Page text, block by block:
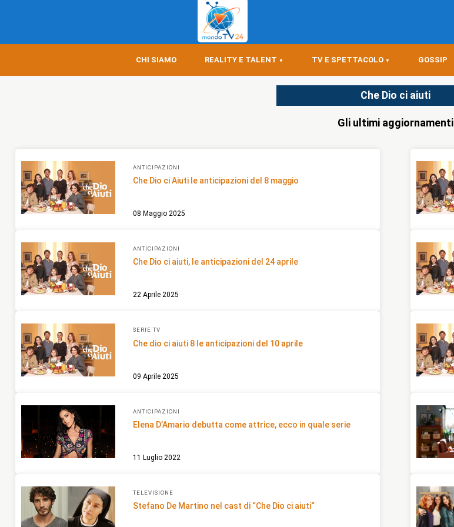
CHI SIAMO REALITY E TALENT TV E SPETTACOLO GOSSIP
Che Dio ci aiuti
Gli ultimi aggiornamenti
ANTICIPAZIONI
Che Dio ci Aiuti le anticipazioni del 8 maggio
08 Maggio 2025
ANTICIPAZIONI
Che Dio ci aiuti, le anticipazioni del 24 aprile
22 Aprile 2025
SERIE TV
Che dio ci aiuti 8 le anticipazioni del 10 aprile
09 Aprile 2025
ANTICIPAZIONI
Elena D’Amario debutta come attrice, ecco in quale serie
11 Luglio 2022
TELEVISIONE
Stefano De Martino nel cast di “Che Dio ci aiuti“